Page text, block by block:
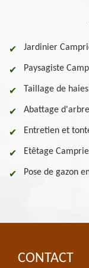
Jardinier
Paysagiste
Taillage de
Abattage
Entretien et
Etêtage
Pose de gazon
CONTACT